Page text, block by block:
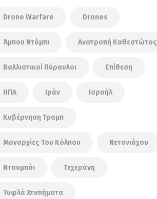
Drone Warfare Drones
Άμπου Ντάμπι Ανατροπή Καθεστώτος
Βαλλιστικοί Πύραυλοι Επίθεση
ΗΠΑ Ιράν Ισραήλ
Κυβέρνηση Τραμπ
Μοναρχίες Του Κόλπου Νετανιάχου
Ντουμπάι Τεχεράνη
Τυφλά Χτυπήματα